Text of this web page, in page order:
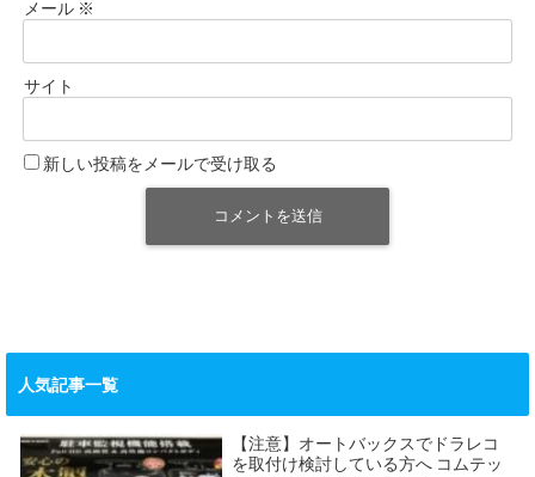
メール ※
サイト
新しい投稿をメールで受け取る
人気記事一覧
【注意】オートバックスでドラレコ
を取付け検討している方へ コムテッ